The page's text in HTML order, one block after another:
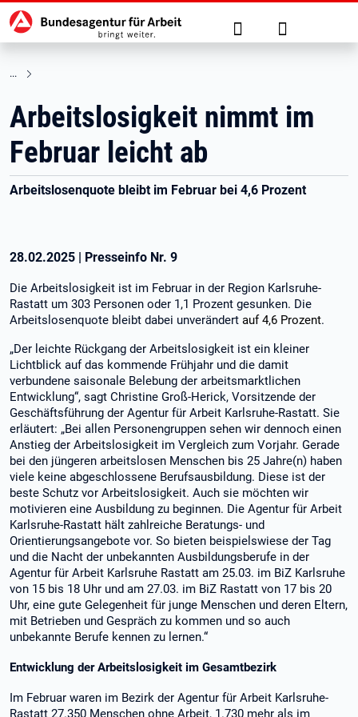
zu den Hauptinhalten springen
Hauptnavigation Suche Anmelden
Arbeitslosigkeit nimmt im
Februar leicht ab
Arbeitslosenquote bleibt im Februar bei 4,6 Prozent
28.02.2025 | Presseinfo Nr. 9
Die Arbeitslosigkeit ist im Februar in der Region Karlsruhe-
Rastatt um 303 Personen oder 1,1 Prozent gesunken. Die
Arbeitslosenquote bleibt dabei unverändert auf 4,6 Prozent.
„Der leichte Rückgang der Arbeitslosigkeit ist ein kleiner
Lichtblick auf das kommende Frühjahr und die damit
verbundene saisonale Belebung der arbeitsmarktlichen
Entwicklung“, sagt Christine Groß-Herick, Vorsitzende der
Geschäftsführung der Agentur für Arbeit Karlsruhe-Rastatt. Sie
erläutert: „Bei allen Personengruppen sehen wir dennoch einen
Anstieg der Arbeitslosigkeit im Vergleich zum Vorjahr. Gerade
bei den jüngeren arbeitslosen Menschen bis 25 Jahre(n) haben
viele keine abgeschlossene Berufsausbildung. Diese ist der
beste Schutz vor Arbeitslosigkeit. Auch sie möchten wir
motivieren eine Ausbildung zu beginnen. Die Agentur für Arbeit
Karlsruhe-Rastatt hält zahlreiche Beratungs- und
Orientierungsangebote vor. So bieten beispielswiese der Tag
und die Nacht der unbekannten Ausbildungsberufe in der
Agentur für Arbeit Karlsruhe Rastatt am 25.03. im BiZ Karlsruhe
von 15 bis 18 Uhr und am 27.03. im BiZ Rastatt von 17 bis 20
Uhr, eine gute Gelegenheit für junge Menschen und deren Eltern,
mit Betrieben und Gespräch zu kommen und so auch
unbekannte Berufe kennen zu lernen.“
Entwicklung der Arbeitslosigkeit im Gesamtbezirk
Im Februar waren im Bezirk der Agentur für Arbeit Karlsruhe-
Rastatt 27.350 Menschen ohne Arbeit, 1.730 mehr als im